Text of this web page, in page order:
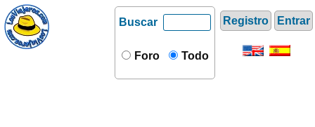
Registro Entrar
Buscar
Foro Todo